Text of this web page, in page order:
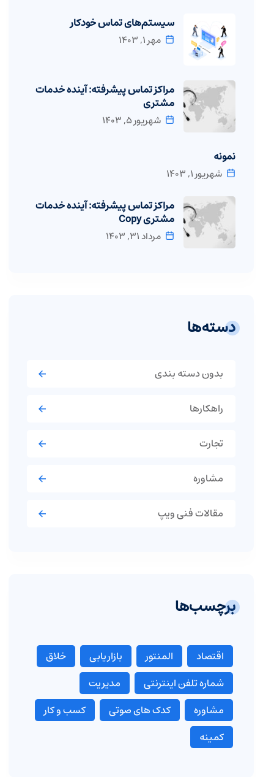
سیستم‌های تماس خودکار
مهر ۱, ۱۴۰۳
مراکز تماس پیشرفته: آینده خدمات
مشتری
شهریور ۵, ۱۴۰۳
نمونه
شهریور ۱, ۱۴۰۳
مراکز تماس پیشرفته: آینده خدمات
مشتری Copy
مرداد ۳۱, ۱۴۰۳
دسته‌ها
بدون دسته بندی
راهکارها
تجارت
مشاوره
مقالات فنی ویپ
برچسب‌ها
اقتصاد المنتور بازاریابی
خلاق
شماره تلفن اینترنتی
مدیریت
مشاوره
کدک های صوتی
کسب و کار
کمینه